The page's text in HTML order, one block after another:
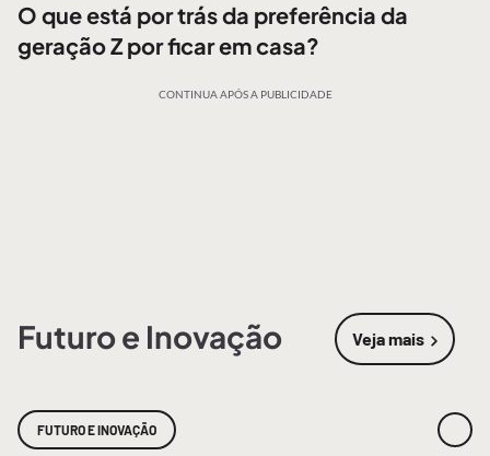
O que está por trás da preferência da
geração Z por ficar em casa?
CONTINUA APÓS A PUBLICIDADE
Futuro e Inovação Veja mais
sobre
FUTURO E INOVAÇÃO